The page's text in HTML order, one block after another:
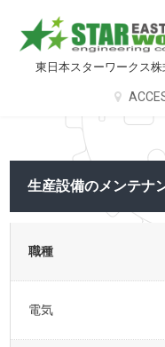
東日本スターワークス株
生産設備のメンテナ
職種
電気